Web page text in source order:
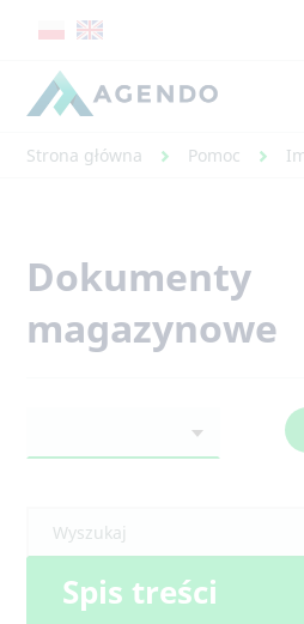
Strona główna Pomoc
Dokumenty
magazynowe
Spis treści